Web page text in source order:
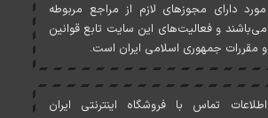
مورد دارای مجوزهای لازم از مراجع مربوطه
می‌باشند و فعاليت‌های اين سايت تابع قوانين
و مقررات جمهوری اسلامی ايران است.
اطلاعات تماس با فروشگاه اینترنتی ایران